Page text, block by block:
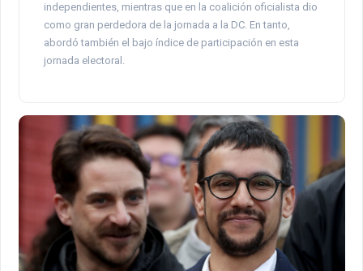
independientes, mientras que en la coalición oficialista dio
como gran perdedora de la jornada a la DC. En tanto,
abordó también el bajo índice de participación en esta
jornada electoral.